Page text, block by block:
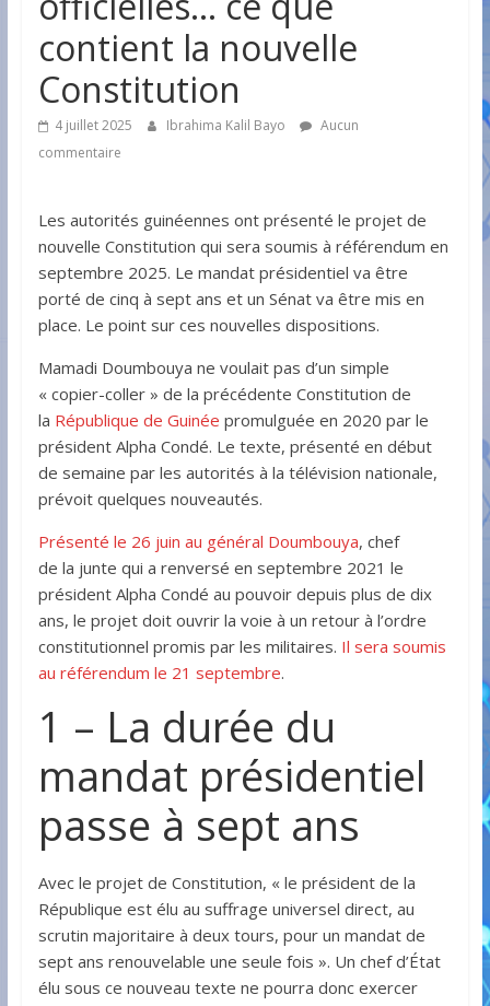
contient la nouvelle
Constitution
4 juillet 2025 Ibrahima Kalil Bayo
Aucun
commentaire
Les autorités guinéennes ont présenté le projet de
nouvelle Constitution qui sera soumis à référendum en
septembre 2025. Le mandat présidentiel va être
porté de cinq à sept ans et un Sénat va être mis en
place. Le point sur ces nouvelles dispositions.
Mamadi Doumbouya ne voulait pas d’un simple
« copier-coller » de la précédente Constitution de
la République de Guinée promulguée en 2020 par le
président Alpha Condé. Le texte, présenté en début
de semaine par les autorités à la télévision nationale,
prévoit quelques nouveautés.
Présenté le 26 juin au général Doumbouya, chef
de la junte qui a renversé en septembre 2021 le
président Alpha Condé au pouvoir depuis plus de dix
ans, le projet doit ouvrir la voie à un retour à l’ordre
constitutionnel promis par les militaires. Il sera soumis
au référendum le 21 septembre.
1 – La durée du
mandat présidentiel
passe à sept ans
Avec le projet de Constitution, « le président de la
République est élu au suffrage universel direct, au
scrutin majoritaire à deux tours, pour un mandat de
sept ans renouvelable une seule fois ». Un chef d’État
élu sous ce nouveau texte ne pourra donc exercer